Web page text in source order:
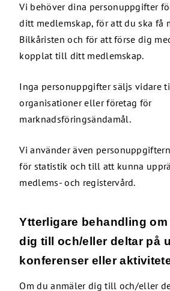
Vi behöver dina personuppgifter
ditt medlemskap, för att du ska få
Bilkåristen och för att förse dig
kopplat till ditt medlemskap.
Inga personuppgifter säljs vidare
organisationer eller företag för
marknadsföringsändamål.
Vi använder även
för statistik och till att kunna
medlems- och registervård.
Ytterligare behandling
dig till och/eller deltar på
konferenser eller
Om du anmäler dig till och/eller